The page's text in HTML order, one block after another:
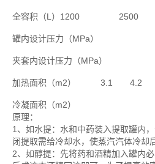
全容积（L）1200
罐内设计压力（MPa）
夹套内设计压力（MPa）
加热面积（m2）
冷凝面积（m2）
原理：
1、如水提：水和中药装入提取罐内
闭提取需给冷却水，使蒸汽汽体冷却
2、如醇提：先将药和酒精加入罐内